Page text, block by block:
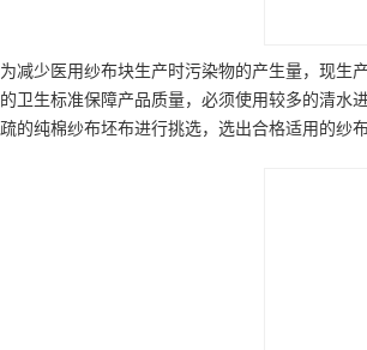
为减少医用纱布块生产时污染物的产生量，现生
的卫生标准保障产品质量，必须使用较多的清水进
疏的纯棉纱布坯布进行挑选，选出合格适用的纱